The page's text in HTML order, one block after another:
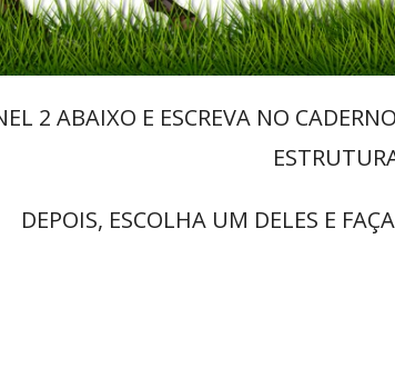
2 ABAIXO E ESCREVA NO
DEPOIS, ESCOLHA UM DELES E